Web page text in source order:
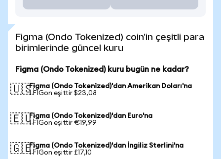
Figma (Ondo Tokenized) coin'in çeşitli para
birimlerinde güncel kuru
Figma (Ondo Tokenized) kuru bugün ne kadar?
🇺🇸Figma (Ondo Tokenized)'dan Amerikan Doları'na
1 FIGon eşittir $23,08
🇪🇺Figma (Ondo Tokenized)'dan Euro'na
1 FIGon eşittir €19,99
🇬🇧Figma (Ondo Tokenized)'dan İngiliz Sterlini'na
1 FIGon eşittir £17,10